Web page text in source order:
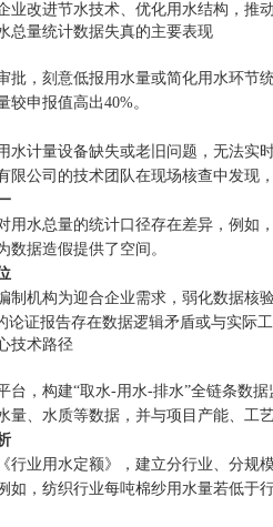
业改进节水技术、优化用水结构，推
总量统计数据失真的主要表现
批，刻意低报用水量或简化用水环节
申报值高出40%。
水计量设备缺失或老旧问题，无法实
限公司的技术团队在现场核查中发现
用水总量的统计口径存在差异，例如
数据造假提供了空间。
制机构为迎合企业需求，弱化数据核
论证报告存在数据逻辑矛盾或与实际工
技术路径
台，构建“取水-用水-排水”全链条数
量、水质等数据，并与项目产能、工
行业用水定额》，建立分行业、分规
如，纺织行业每吨棉纱用水量若低于